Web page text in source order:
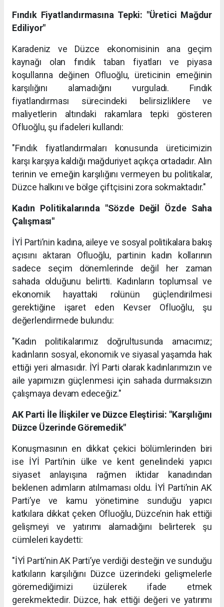
Fındık Fiyatlandırmasına Tepki: "Üretici Mağdur
Ediliyor"
Karadeniz ve Düzce ekonomisinin ana geçim
kaynağı olan fındık taban fiyatları ve piyasa
koşullarına değinen Ofluoğlu, üreticinin emeğinin
karşılığını alamadığını vurguladı. Fındık
fiyatlandırması sürecindeki belirsizliklere ve
maliyetlerin altındaki rakamlara tepki gösteren
Ofluoğlu, şu ifadeleri kullandı:
"Fındık fiyatlandırmaları konusunda üreticimizin
karşı karşıya kaldığı mağduriyet açıkça ortadadır. Alın
terinin ve emeğin karşılığını vermeyen bu politikalar,
Düzce halkını ve bölge çiftçisini zora sokmaktadır."
Kadın Politikalarında "Sözde Değil Özde Saha
Çalışması"
İYİ Parti’nin kadına, aileye ve sosyal politikalara bakış
açısını aktaran Ofluoğlu, partinin kadın kollarının
sadece seçim dönemlerinde değil her zaman
sahada olduğunu belirtti. Kadınların toplumsal ve
ekonomik hayattaki rolünün güçlendirilmesi
gerektiğine işaret eden Kevser Ofluoğlu, şu
değerlendirmede bulundu:
"Kadın politikalarımız doğrultusunda amacımız;
kadınların sosyal, ekonomik ve siyasal yaşamda hak
ettiği yeri almasıdır. İYİ Parti olarak kadınlarımızın ve
aile yapımızın güçlenmesi için sahada durmaksızın
çalışmaya devam edeceğiz."
AK Parti İle İlişkiler ve Düzce Eleştirisi: "Karşılığını
Düzce Üzerinde Göremedik"
Konuşmasının en dikkat çekici bölümlerinden biri
ise İYİ Parti’nin ülke ve kent genelindeki yapıcı
siyaset anlayışına rağmen iktidar kanadından
beklenen adımların atılmaması oldu. İYİ Parti’nin AK
Parti’ye ve kamu yönetimine sunduğu yapıcı
katkılara dikkat çeken Ofluoğlu, Düzce’nin hak ettiği
gelişmeyi ve yatırımı alamadığını belirterek şu
cümleleri kaydetti:
"İYİ Parti’nin AK Parti’ye verdiği desteğin ve sunduğu
katkıların karşılığını Düzce üzerindeki gelişmelerle
göremediğimizi üzülerek ifade etmek
gerekmektedir. Düzce, hak ettiği değeri ve yatırımı